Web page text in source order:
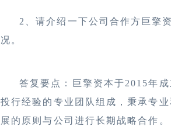
2、请介绍一下公司合作方巨擎
况。
答复要点：巨擎资本于2015年
投行经验的专业团队组成，秉承专
展的原则与公司进行长期战略合作。